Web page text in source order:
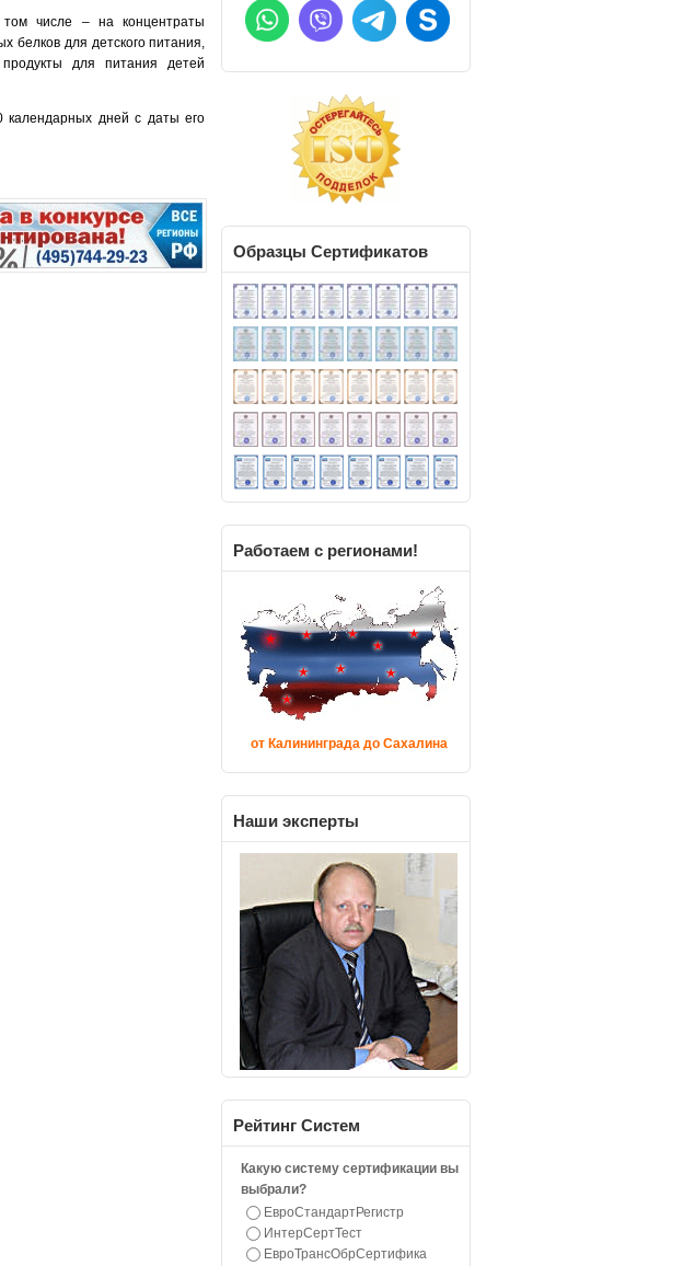
числе – на концентраты
белков для детского питания,
для питания детей
календарных дней с даты его
Образцы Сертификатов
Работаем с регионами!
от Калининграда до Сахалина
Наши эксперты
Рейтинг Систем
Какую систему сертификации вы
выбрали?
ЕвроСтандартРегистр
ИнтерСертТест
ЕвроТрансОбрСертифика